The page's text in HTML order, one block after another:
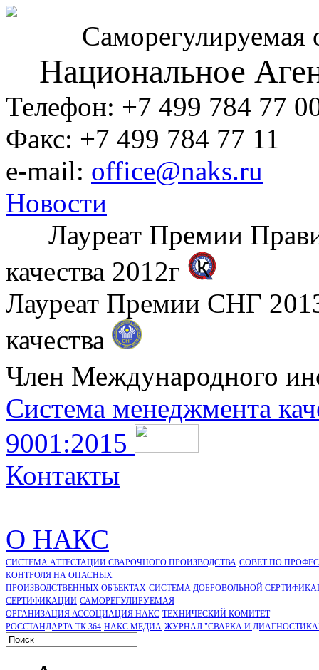
Саморегулируемая
Национальное
Телефон: +7 499 784 77
Факс: +7 499 784 77 11
e-mail: office@naks.ru
Новости
Лауреат Премии
качества 2012г
Лауреат Премии СНГ
качества
Член Международного
Система менеджмента
9001:2015
Контакты
О НАКС
СИСТЕМА АТТЕСТАЦИИ СВАРОЧНОГО ПРОИЗВОДСТВА СОВЕТ ПО
КОНТРОЛЯ НА ОПАСНЫХ
ПРОИЗВОДСТВЕННЫХ ОБЪЕКТАХ СИСТЕМА ДОБРОВОЛЬНОЙ
CЕРТИФИКАЦИИ САМОРЕГУЛИРУЕМАЯ
ОРГАНИЗАЦИЯ АССОЦИАЦИЯ НАКС ТЕХНИЧЕСКИЙ КОМИТЕТ
РОССТАНДАРТА ТК 364 НАКС МЕДИА ЖУРНАЛ "СВАРКА И